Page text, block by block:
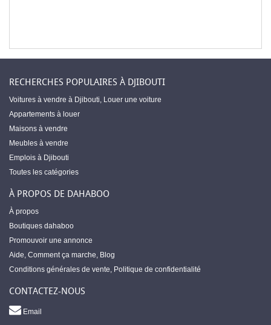
RECHERCHES POPULAIRES À DJIBOUTI
Voitures à vendre à Djibouti, Louer une voiture
Appartements à louer
Maisons à vendre
Meubles à vendre
Emplois à Djibouti
Toutes les catégories
À PROPOS DE DAHABOO
À propos
Boutiques dahaboo
Promouvoir une annonce
Aide, Comment ça marche, Blog
Conditions générales de vente, Politique de confidentialité
CONTACTEZ-NOUS
Email